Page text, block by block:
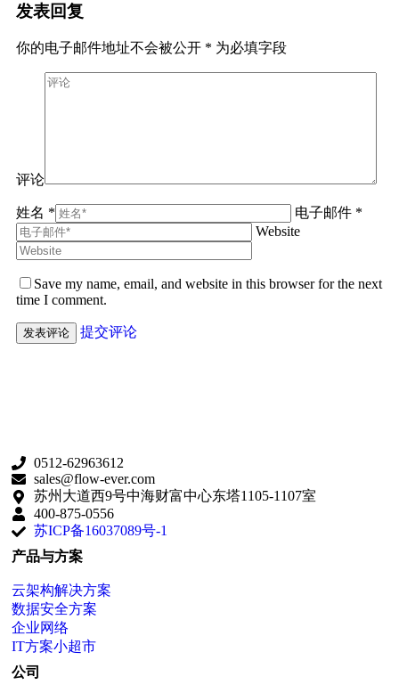
发表回复
你的电子邮件地址不会被公开 * 为必填字段
评论
姓名 *
电子邮件 *
Website
Save my name, email, and website in this browser for the next
time I comment.
提交评论
0512-62963612
sales@flow-ever.com
苏州大道西9号中海财富中心东塔1105-1107室
400-875-0556
苏ICP备16037089号-1
产品与方案
云架构解决方案
数据安全方案
企业网络
IT方案小超市
公司